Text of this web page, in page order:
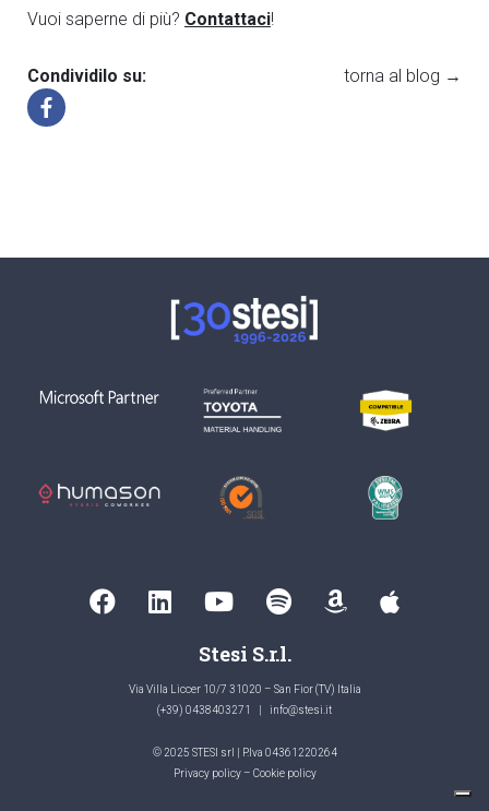
Vuoi saperne di più? Contattaci!
Condividilo su: torna al blog →
Stesi S.r.l.
Via Villa Liccer 10/7 31020 – San Fior (TV) Italia
(+39) 0438403271
info@stesi.it
© 2025 STESI srl | P.Iva 04361220264
Privacy policy– Cookie policy